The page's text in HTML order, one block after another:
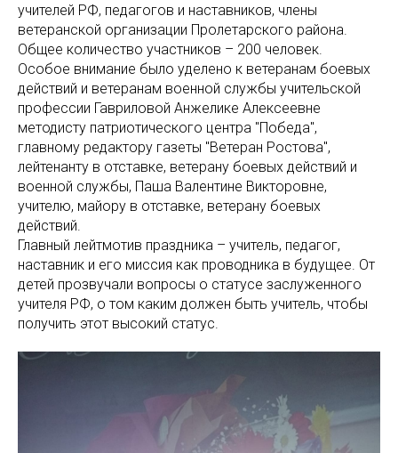
учителей РФ, педагогов и наставников, члены
ветеранской организации Пролетарского района.
Общее количество участников – 200 человек.
Особое внимание было уделено к ветеранам боевых
действий и ветеранам военной службы учительской
профессии Гавриловой Анжелике Алексеевне
методисту патриотического центра "Победа",
главному редактору газеты "Ветеран Ростова",
лейтенанту в отставке, ветерану боевых действий и
военной службы, Паша Валентине Викторовне,
учителю, майору в отставке, ветерану боевых
действий.
Главный лейтмотив праздника – учитель, педагог,
наставник и его миссия как проводника в будущее. От
детей прозвучали вопросы о статусе заслуженного
учителя РФ, о том каким должен быть учитель, чтобы
получить этот высокий статус.